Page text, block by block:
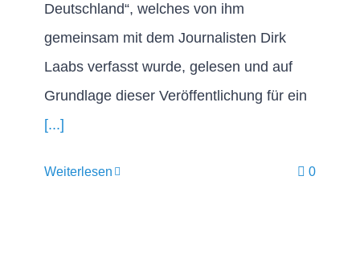
Deutschland“, welches von ihm
gemeinsam mit dem Journalisten Dirk
Laabs verfasst wurde, gelesen und auf
Grundlage dieser Veröffentlichung für ein
[...]
Weiterlesen 0